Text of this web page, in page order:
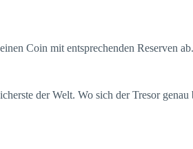
Coin mit entsprechenden Reserven
der Welt. Wo sich der Tresor